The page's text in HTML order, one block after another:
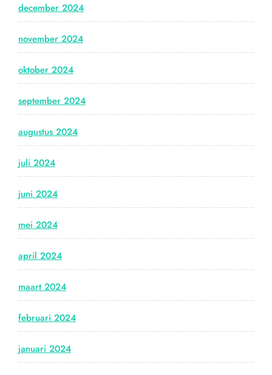
december 2024
november 2024
oktober 2024
september 2024
augustus 2024
juli 2024
juni 2024
mei 2024
april 2024
maart 2024
februari 2024
januari 2024